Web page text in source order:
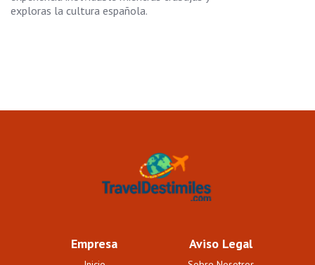
exploras la cultura española.
Empresa Aviso Legal